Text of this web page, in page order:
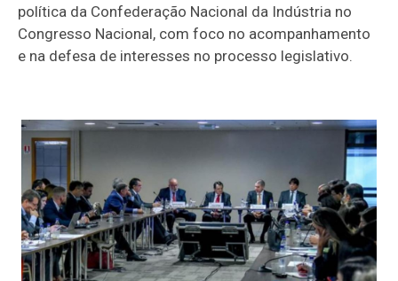
política da Confederação Nacional da Indústria no
Congresso Nacional, com foco no acompanhamento
e na defesa de interesses no processo legislativo.